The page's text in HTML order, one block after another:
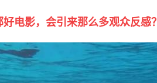
电影，会引来那么多观众反感？